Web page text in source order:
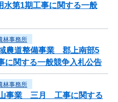
第1期工事に関する一般
林事務所
農道整備事業 郡上南部5
関する一般競争入札公告
林事務所
山事業 三月 工事に関する